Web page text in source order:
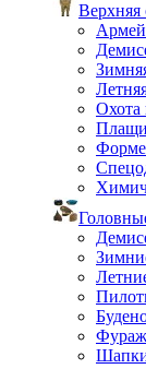
Верхняя
Охота